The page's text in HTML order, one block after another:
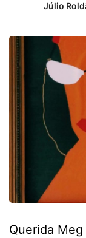
Júlio
Querida Meg